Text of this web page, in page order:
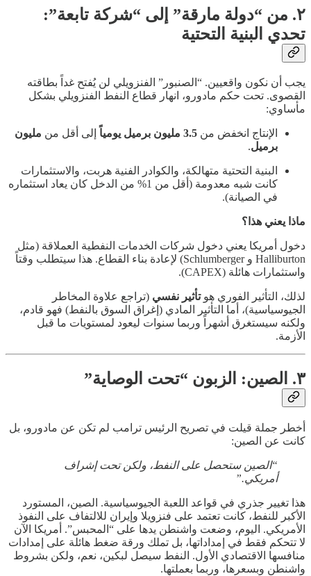
٢. من “دولة مارقة” إلى “شركة تابعة”:
تحدي البنية التحتية
يجب أن نكون واقعيين. “الصنبور” الفنزويلي لن يُفتح غداً بطاقته
القصوى. تحت حكم مادورو، انهار قطاع النفط الفنزويلي بشكل
مأساوي:
الإنتاج انخفض من 3.5 مليون برميل يومياً إلى أقل من مليون
برميل.
البنية التحتية متهالكة، والكوادر الفنية هربت، والاستثمارات
كانت شبه معدومة (أقل من 1% من الدخل كان يعاد استثماره
في الصيانة).
ماذا يعني هذا؟
دخول أمريكا يعني دخول شركات الخدمات النفطية العملاقة (مثل
Halliburton و Schlumberger) لإعادة بناء القطاع. هذا سيتطلب وقتاً
واستثمارات هائلة (CAPEX).
لذلك، التأثير الفوري هوتأثير نفسي (تراجع علاوة المخاطر
الجيوسياسية)، أما التأثير المادي (إغراق السوق بالنفط) فهو قادم،
ولكنه سيستغرق أشهراً وربما سنوات ليعود لمستويات ما قبل
الأزمة.
٣. الصين: الزبون “تحت الوصاية”
أخطر جملة قيلت في تصريح الرئيس ترامب لم تكن عن مادورو، بل
كانت عن الصين:
“الصين ستحصل على النفط، ولكن تحت إشراف
أمريكي.”
هذا تغيير جذري في قواعد اللعبة الجيوسياسية. الصين، المستورد
الأكبر للنفط، كانت تعتمد على فنزويلا وإيران للالتفاف على النفوذ
الأمريكي. اليوم، وضعت واشنطن يدها على “المحبس”. أمريكا الآن
لا تتحكم فقط في إمداداتها، بل تملك ورقة ضغط هائلة على إمدادات
منافسها الاقتصادي الأول. النفط سيصل لبكين، نعم، ولكن بشروط
واشنطن وبسعرها، وربما بعملتها.